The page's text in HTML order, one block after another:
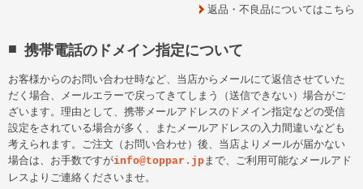
返品・不良品についてはこちら
携帯電話のドメイン指定について
お客様からのお問い合わせ時など、当店からメールにて返信させていた
だく場合、メールエラーで戻ってきてしまう（送信できない）場合がご
ざいます。理由として、携帯メールアドレスのドメイン指定などの受信
設定をされている場合が多く、またメールアドレスの入力間違いなども
考えられます。ご注文（お問い合わせ）後、当店よりメールが届かない
場合は、お手数ですがinfo@toppar.jp まで、ご利用可能なメールアド
レスよりご連絡くださいませ。